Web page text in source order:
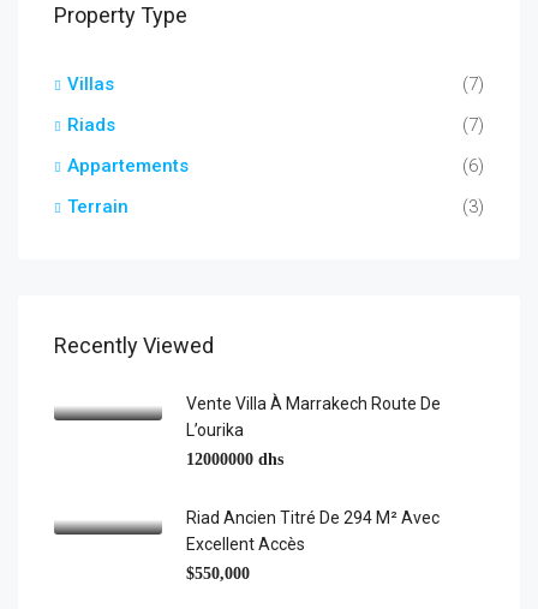
Property Type
Villas
(7)
Riads
(7)
Appartements
(6)
Terrain
(3)
Recently Viewed
Vente Villa À Marrakech Route De
L’ourika
12000000 dhs
Riad Ancien Titré De 294 M² Avec
Excellent Accès
$550,000